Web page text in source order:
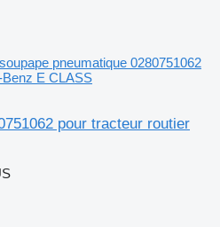
soupape pneumatique 0280751062
E CLASS
pour tracteur routier